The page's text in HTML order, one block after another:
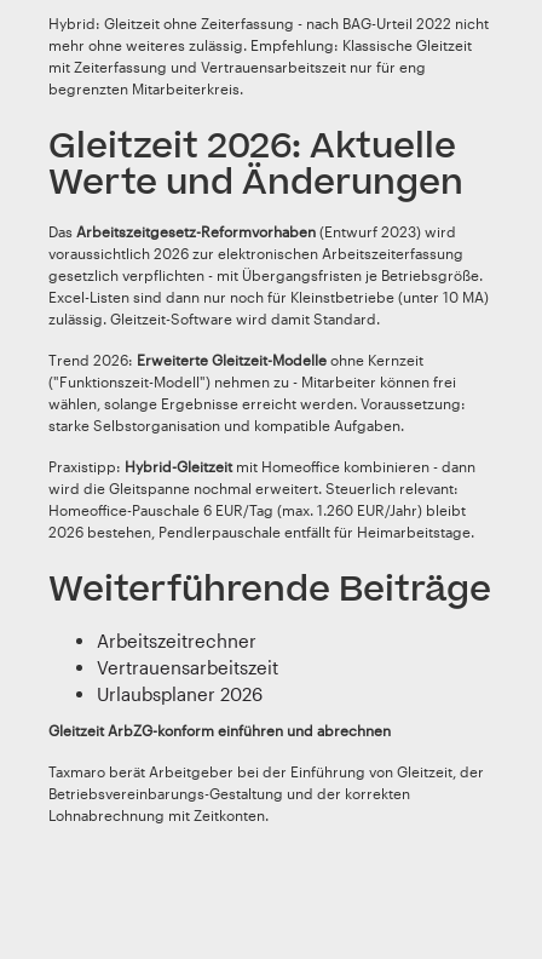
Hybrid: Gleitzeit ohne Zeiterfassung - nach BAG-Urteil 2022 nicht
mehr ohne weiteres zulässig. Empfehlung: Klassische Gleitzeit
mit Zeiterfassung und Vertrauensarbeitszeit nur für eng
begrenzten Mitarbeiterkreis.
Gleitzeit 2026: Aktuelle
Werte und Änderungen
Das Arbeitszeitgesetz-Reformvorhaben (Entwurf 2023) wird
voraussichtlich 2026 zur elektronischen Arbeitszeiterfassung
gesetzlich verpflichten - mit Übergangsfristen je Betriebsgröße.
Excel-Listen sind dann nur noch für Kleinstbetriebe (unter 10 MA)
zulässig. Gleitzeit-Software wird damit Standard.
Trend 2026: Erweiterte Gleitzeit-Modelle ohne Kernzeit
("Funktionszeit-Modell") nehmen zu - Mitarbeiter können frei
wählen, solange Ergebnisse erreicht werden. Voraussetzung:
starke Selbstorganisation und kompatible Aufgaben.
Praxistipp: Hybrid-Gleitzeitmit Homeoffice kombinieren - dann
wird die Gleitspanne nochmal erweitert. Steuerlich relevant:
Homeoffice-Pauschale 6 EUR/Tag (max. 1.260 EUR/Jahr) bleibt
2026 bestehen, Pendlerpauschale entfällt für Heimarbeitstage.
Weiterführende Beiträge
Arbeitszeitrechner
Vertrauensarbeitszeit
Urlaubsplaner 2026
Gleitzeit ArbZG-konform einführen und abrechnen
Taxmaro berät Arbeitgeber bei der Einführung von Gleitzeit, der
Betriebsvereinbarungs-Gestaltung und der korrekten
Lohnabrechnung mit Zeitkonten.